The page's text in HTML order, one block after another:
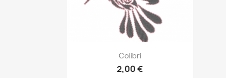
Aperçu rapide
Colibri
2,00 €